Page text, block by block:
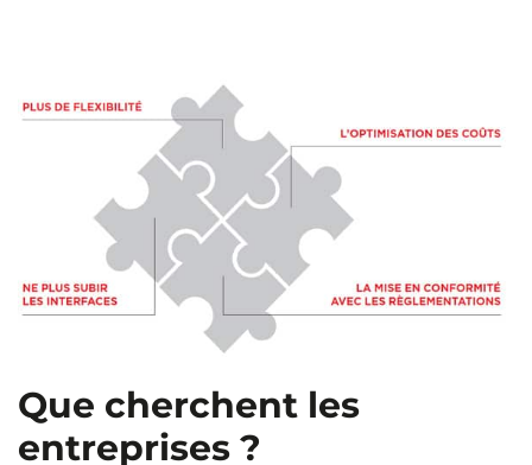
Que cherchent les
entreprises ?